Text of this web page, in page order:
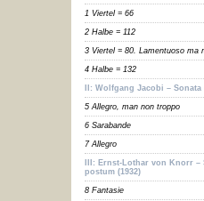
1 Viertel = 66
2 Halbe = 112
3 Viertel = 80. Lamentuoso ma
4 Halbe = 132
II: Wolfgang Jacobi – Sonata
5 Allegro, man non troppo
6 Sarabande
7 Allegro
III: Ernst-Lothar von Knorr –
postum (1932)
8 Fantasie